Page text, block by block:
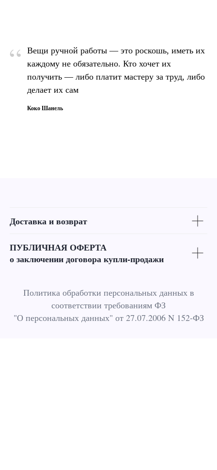
“
Вещи ручной работы — это роскошь, иметь их
каждому не обязательно. Кто хочет их
получить — либо платит мастеру за труд, либо
делает их сам
Коко Шанель
Доставка и возврат
ПУБЛИЧНАЯ ОФЕРТА
о заключении договора купли-продажи
Политика обработки персональных данных в
соответствии требованиям ФЗ
"О персональных данных" от 27.07.2006 N 152-ФЗ